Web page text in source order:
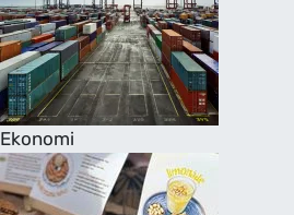
Ekonomi